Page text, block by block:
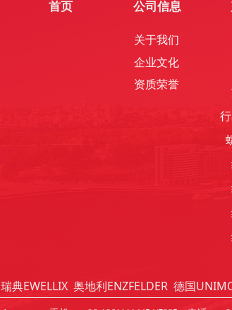
首页 公司信息
关于我们
企业文化
资质荣誉
瑞典EWELLIX 奥地利ENZFELDER 德国